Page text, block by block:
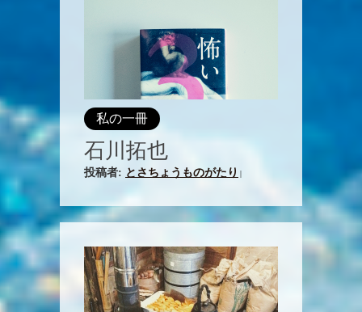
私の一冊
石川拓也
投稿者: とさちょうものがたり